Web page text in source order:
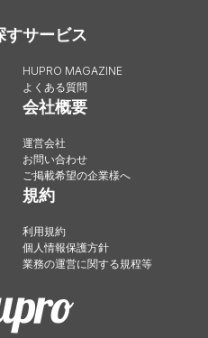
すサービス
HUPRO MAGAZINE
よくある質問
会社概要
運営会社
お問い合わせ
ご掲載希望の企業様へ
規約
利用規約
個人情報保護方針
業務の運営に関する規程等